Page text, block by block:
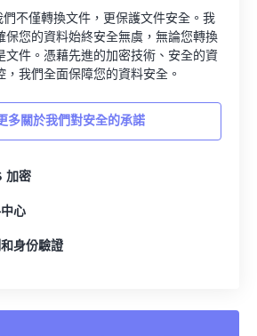
不僅轉換文件，更保護文件安全。我
保您的資料始終安全無虞，無論您轉換
文件。憑藉先進的加密技術、安全的資
我們全面保障您的資料安全。
多關於我們對安全的承諾
加密
心
身份驗證